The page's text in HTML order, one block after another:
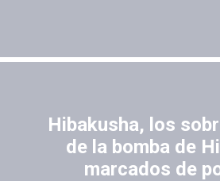
Hibakusha, los
de la bomba de
marcados de